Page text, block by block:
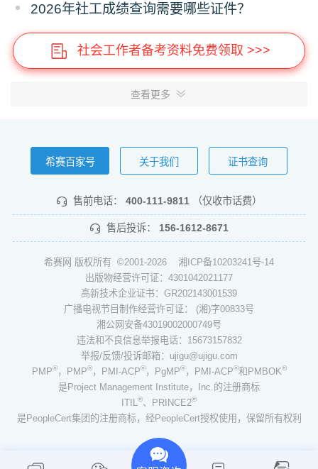
2026年社工成绩查询需要哪些证件？
社会工作者备考资料免费领取 >>>
查看更多
希赛百家号 关于我们 证书查询
售前电话： 400-111-9811 （仅收市话费）
售后投诉： 156-1612-8671
希赛网 版权所有 ©2001-2026 湘ICP备10203241号-14
出版物经营许可证：4301042021177
高新技术企业证书：GR202143001539
广播电视节目制作经营许可证： (湘)字00833号
湘公网安备43019002000749号
违法和不良信息举报电话：15673157832
举报/反馈/投诉邮箱：ujigu@ujigu.com
PMP®，PMP®，PMI-ACP®，PgMP®，PMI-ACP®和PMBOK®
是Project Management Institute，Inc.的注册商标
ITIL
®、PRINCE2®
是PeopleCert集团的注册商标，经PeopleCert授权使用，保留所有权利